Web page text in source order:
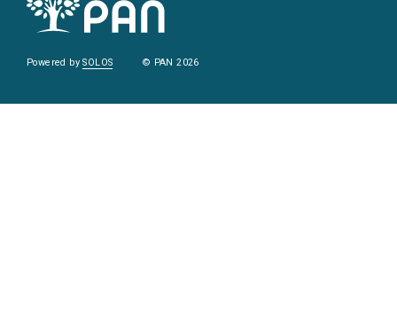
Powered bySOLOS © PAN 2026